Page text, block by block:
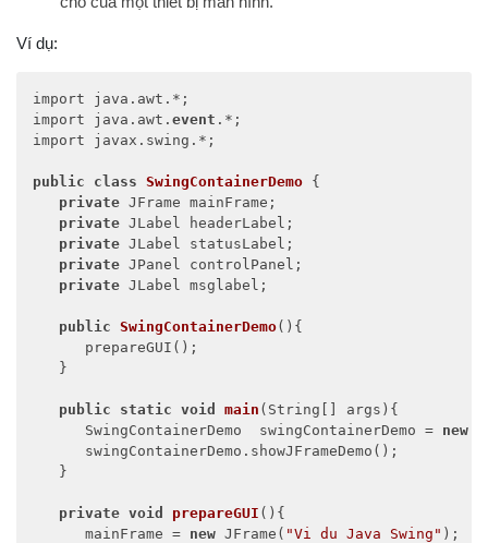
   }
      headerLabel.setText(
      JPanel panel =
      panel.setLayout(
new FlowLayout());
      panel.
add(msglabel);
      controlPanel.
add(panel);
      mainFrame.setVisible(
true
   }
Theo dõi chúng tôi miễn phí trê
Ví dụ:
import java.awt.*;
import java.awt. event .*;
import javax.swing.*;
public class SwingContainerDemo {
private JFrame mainFrame;
private JLabel headerLabel;
private JLabel statusLabel;
private JPanel controlPanel;
private JLabel msglabel;
public SwingContainerDemo( ) {
      prepareGUI();
   }
public static void main ( String[] args ) {
      SwingContainerDemo  swingContainerDemo =
new
      swingContainerDemo.showJFrameDemo();
   }
private void prepareGUI ( ) {
      mainFrame =
new JFrame( "Vi du Java Swing" );